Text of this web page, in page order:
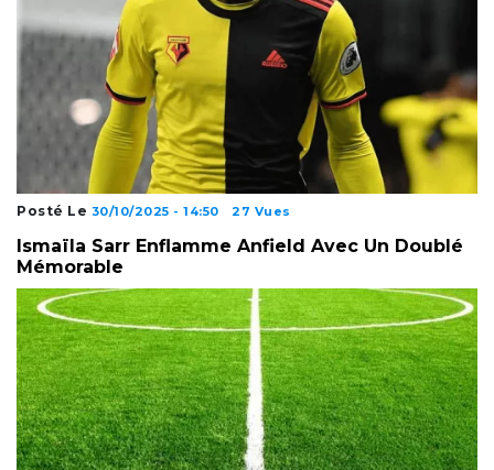
Posté Le 30/10/2025 - 14:50 27 Vues
Ismaïla Sarr Enflamme Anfield Avec Un Doublé
Mémorable